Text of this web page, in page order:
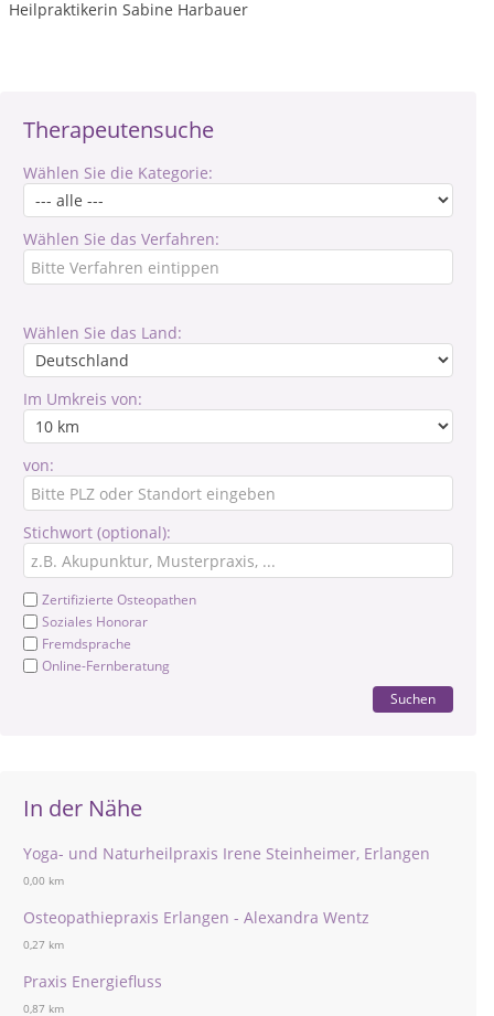
Therapeutensuche
Wählen Sie die Kategorie:
Wählen Sie das Verfahren:
Wählen Sie das Land:
Im Umkreis von:
von:
Stichwort (optional):
Zertifizierte Osteopathen
Soziales Honorar
Fremdsprache
Online-Fernberatung
Suchen
In der Nähe
Yoga- und Naturheilpraxis Irene Steinheimer, Erlangen
0,00 km
Osteopathiepraxis Erlangen - Alexandra Wentz
0,27 km
Praxis Energiefluss
0,87 km
Heilpraktikerin Sabine Harbauer